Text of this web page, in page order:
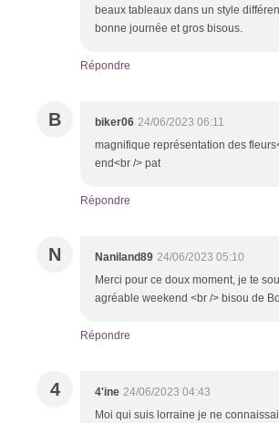
beaux tableaux dans un style
bonne journée et gros bisous.
Répondre
B biker06 24/06/2023 06:11
magnifique représentation des
end<br /> pat
Répondre
N Naniland89 24/06/2023 05:10
Merci pour ce doux moment, je te
agréable weekend <br /> bisou de
Répondre
4 4'ine 24/06/2023 04:43
Moi qui suis lorraine je ne